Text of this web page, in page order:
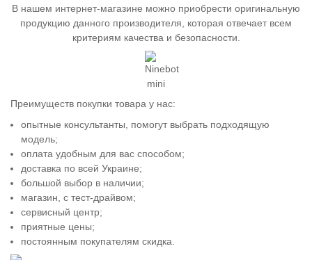
В нашем интернет-магазине можно приобрести оригинальную
продукцию данного производителя, которая отвечает всем
критериям качества и безопасности.
Преимуществ покупки товара у нас:
опытные консультанты, помогут выбрать подходящую
модель;
оплата удобным для вас способом;
доставка по всей Украине;
большой выбор в наличии;
магазин, с тест-драйвом;
сервисный центр;
приятные цены;
постоянным покупателям скидка.